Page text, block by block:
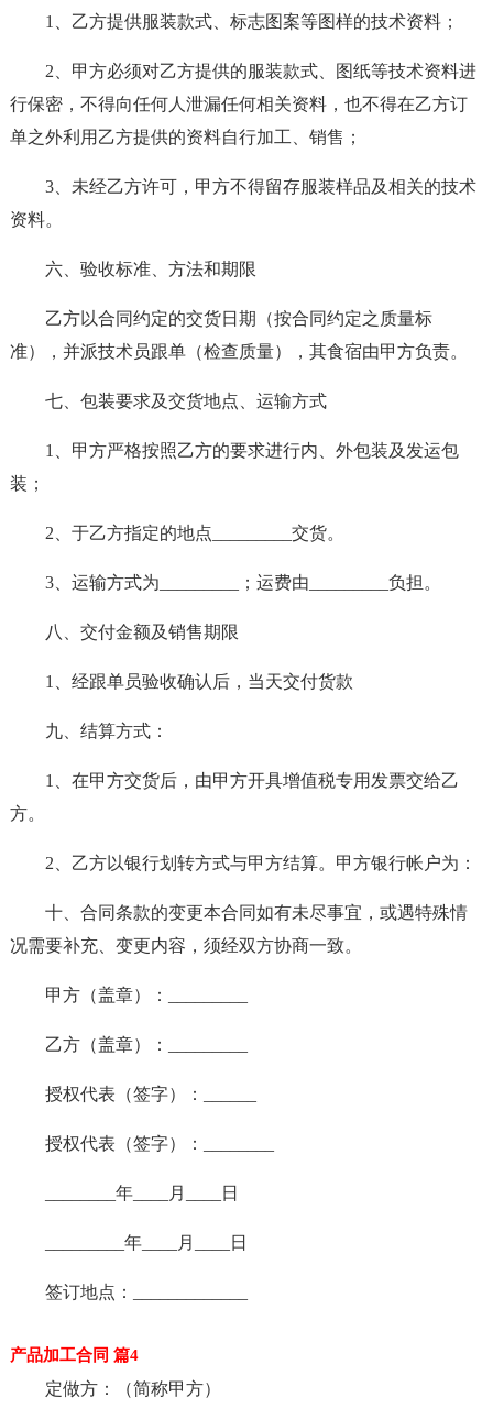
1、乙方提供服装款式、标志图案等图样的技术资料；
2、甲方必须对乙方提供的服装款式、图纸等技术资料进
行保密，不得向任何人泄漏任何相关资料，也不得在乙方订
单之外利用乙方提供的资料自行加工、销售；
3、未经乙方许可，甲方不得留存服装样品及相关的技术
资料。
六、验收标准、方法和期限
乙方以合同约定的交货日期（按合同约定之质量标
准），并派技术员跟单（检查质量），其食宿由甲方负责。
七、包装要求及交货地点、运输方式
1、甲方严格按照乙方的要求进行内、外包装及发运包
装；
2、于乙方指定的地点_________交货。
3、运输方式为_________；运费由_________负担。
八、交付金额及销售期限
1、经跟单员验收确认后，当天交付货款
九、结算方式：
1、在甲方交货后，由甲方开具增值税专用发票交给乙
方。
2、乙方以银行划转方式与甲方结算。甲方银行帐户为：
十、合同条款的变更本合同如有未尽事宜，或遇特殊情
况需要补充、变更内容，须经双方协商一致。
甲方（盖章）：_________
乙方（盖章）：_________
授权代表（签字）：______
授权代表（签字）：________
________年____月____日
_________年____月____日
签订地点：_____________
产品加工合同 篇4
定做方：（简称甲方）